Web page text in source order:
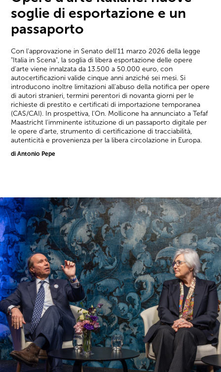
soglie di esportazione e un
passaporto
Con l'approvazione in Senato dell'11 marzo 2026 della legge
"Italia in Scena", la soglia di libera esportazione delle opere
d'arte viene innalzata da 13.500 a 50.000 euro, con
autocertificazioni valide cinque anni anziché sei mesi. Si
introducono inoltre limitazioni all'abuso della notifica per opere
di autori stranieri, termini perentori di novanta giorni per le
richieste di prestito e certificati di importazione temporanea
(CAS/CAI). In prospettiva, l'On. Mollicone ha annunciato a Tefaf
Maastricht l'imminente istituzione di un passaporto digitale per
le opere d'arte, strumento di certificazione di tracciabilità,
autenticità e provenienza per la libera circolazione in Europa.
di Antonio Pepe